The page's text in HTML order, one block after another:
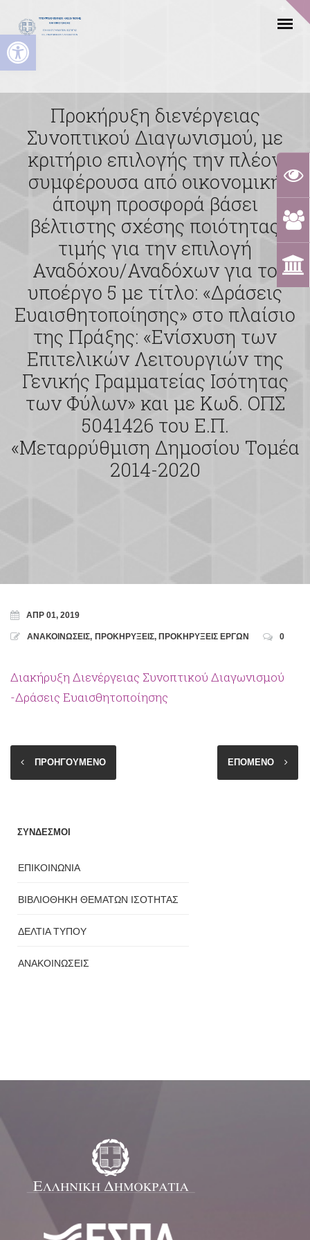
Ανοίξτε τη γραμμή εργαλείων
Προκήρυξη διενέργειας
Συνοπτικού Διαγωνισμού, με
κριτήριο επιλογής την πλέον
συμφέρουσα από οικονομική
άποψη προσφορά βάσει
βέλτιστης σχέσης ποιότητας
τιμής για την επιλογή
Αναδόχου/Αναδόχων για το
υποέργο 5 με τίτλο: «Δράσεις
Ευαισθητοποίησης» στο πλαίσιο
της Πράξης: «Ενίσχυση των
Επιτελικών Λειτουργιών της
Γενικής Γραμματείας Ισότητας
των Φύλων» και με Κωδ. ΟΠΣ
5041426 του Ε.Π.
«Μεταρρύθμιση Δημοσίου Τομέα
2014-2020
ΑΠΡ 01, 2019
ΑΝΑΚΟΙΝΩΣΕΙΣ, ΠΡΟΚΗΡΥΞΕΙΣ, ΠΡΟΚΗΡΥΞΕΙΣ ΕΡΓΩΝ 0
Διακήρυξη Διενέργειας Συνοπτικού Διαγωνισμού
-Δράσεις Ευαισθητοποίησης
ΠΡΟΗΓΟΥΜΕΝΟ ΕΠΟΜΕΝΟ
ΣΥΝΔΕΣΜΟΙ
ΕΠΙΚΟΙΝΩΝΙΑ
ΒΙΒΛΙΟΘΗΚΗ ΘΕΜΑΤΩΝ ΙΣΟΤΗΤΑΣ
ΔΕΛΤΙΑ ΤΥΠΟΥ
ΑΝΑΚΟΙΝΩΣΕΙΣ